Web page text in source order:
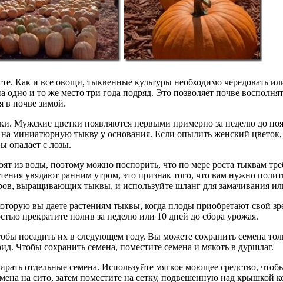
Как и все овощи, тыквенные культуры необходимо чередовать
одно и то же место три года подряд. Это позволяет почве
в почве зимой.
Мужские цветки появляются первыми примерно за неделю до
на миниатюрную тыкву у основания. Если опылить женский
опадает с лозы.
из воды, поэтому можно поспорить, что по мере роста тыквам
увядают ранним утром, это признак того, что вам нужно
выращивающих тыквы, и используйте шланг для замачивания
вы даете растениям тыквы, когда плоды приобретают свой
прекратите полив за неделю или 10 дней до сбора урожая.
посадить их в следующем году. Вы можете сохранить семена
Чтобы сохранить семена, поместите семена и мякоть в дуршлаг.
отдельные семена. Используйте мягкое моющее средство,
на сито, затем поместите на сетку, подвешенную над крышкой